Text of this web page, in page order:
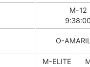
M-12
O-
M-ELITE